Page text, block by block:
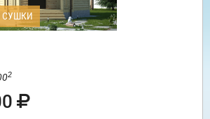
СУШКИ
2